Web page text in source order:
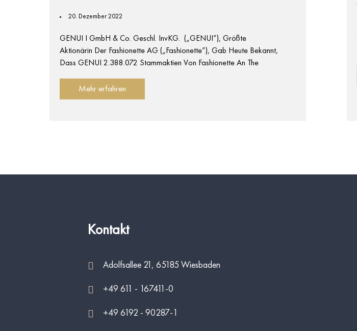
20. Dezember 2022
GENUI I GmbH & Co. Geschl. InvKG. („GENUI”), Größte
Aktionärin Der Fashionette AG („fashionette”), Gab Heute Bekannt,
Dass GENUI 2.388.072 Stammaktien Von Fashionette An The
Mehr erfahren
Kontakt
Adolfsallee 21, 65185 Wiesbaden
+49 611 - 167411-0
+49 6192 - 90287-1